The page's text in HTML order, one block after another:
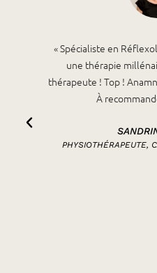
« Spécialiste en
une thérapie
thérapeute ! Top !
À
PHYSIOTHÉRAPEUTE,